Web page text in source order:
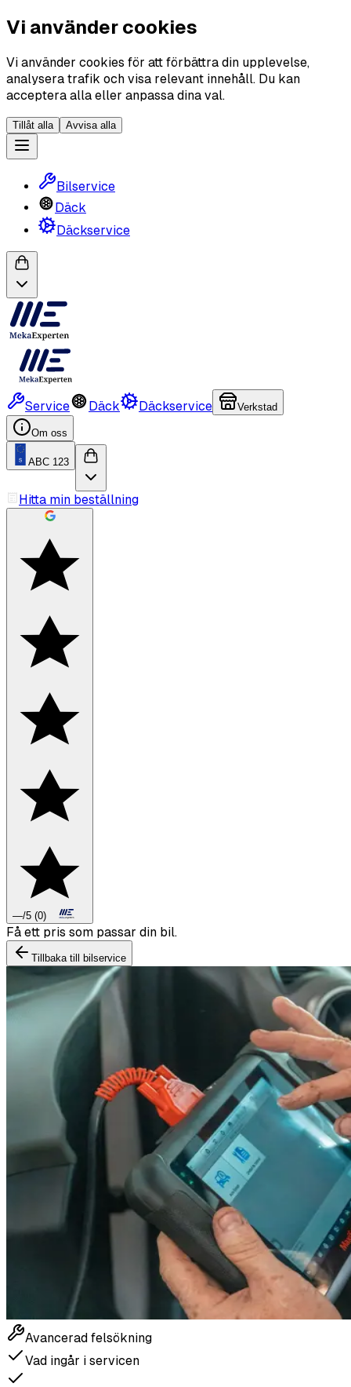
Vi använder cookies
Vi använder cookies för att förbättra din upplevelse,
analysera trafik och visa relevant innehåll. Du kan
acceptera alla eller anpassa dina val.
Tillåt alla Avvisa alla
Bilservice
Däck
Däckservice
Service Däck Däckservice Verkstad
Om oss
ABC 123
Hitta min beställning
—/5 (0)
Boka däckbyte eller montering inför vintern.
Tillbaka till bilservice
Avancerad felsökning
Vad ingår i servicen